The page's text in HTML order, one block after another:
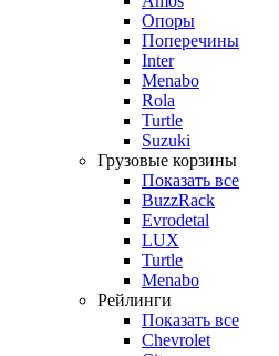
Опоры
Поперечины
Inter
Menabo
Rola
Turtle
Suzuki
Грузовые корзины
Показать все
BuzzRack
Evrodetal
LUX
Turtle
Menabo
Рейлинги
Показать все
Chevrolet